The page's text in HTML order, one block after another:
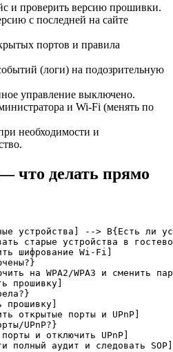
и проверить версию прошивки.
с последней на сайте
портов и правила
(логи) на подозрительную
управление выключено.
и Wi‑Fi (менять по
необходимости и
что делать прямо
устройства] --> B{Есть ли
старые устройства в
шифрование Wi‑Fi]
на WPA2/WPA3 и сменить
прошивку]
прошивку]
открытые порты и UPnP]
UPnP?}
и отключить UPnP]
полный аудит и следовать SOP]